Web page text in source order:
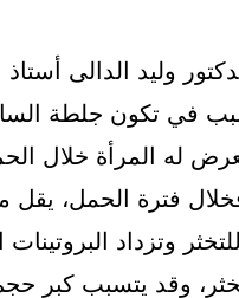
وليد الدالى أستاذ
في تكون جلطة
له المرأة خلال
فترة الحمل، يقل
وتزداد البروتينات
وقد يتسبب كبر